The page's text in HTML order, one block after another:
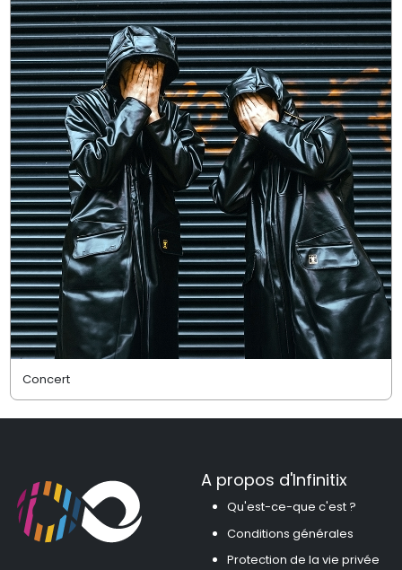
Concert
A propos d'Infinitix
Qu'est-ce-que c'est ?
Conditions générales
Protection de la vie privée